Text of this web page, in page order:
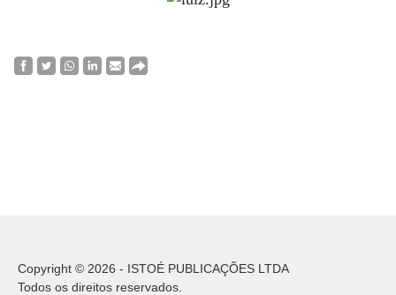
Copyright © 2026 - ISTOÉ PUBLICAÇÕES LTDA
Todos os direitos reservados.